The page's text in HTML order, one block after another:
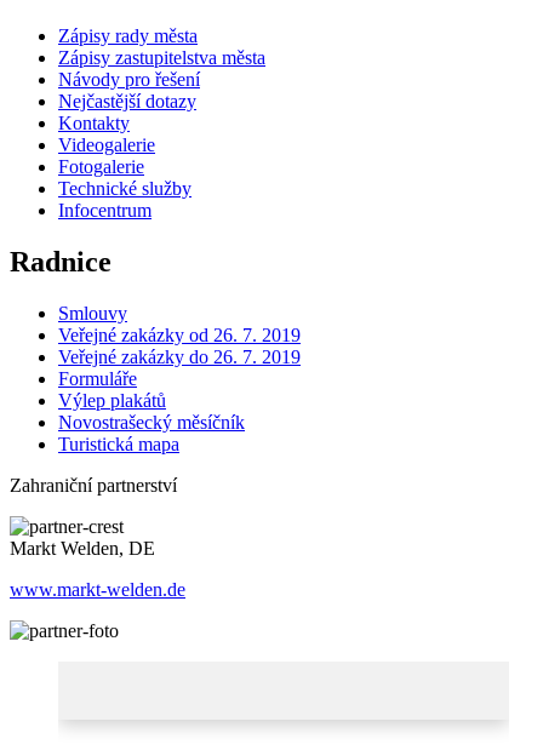
Zápisy rady města
Zápisy zastupitelstva města
Návody pro řešení
Nejčastější dotazy
Kontakty
Videogalerie
Fotogalerie
Technické služby
Infocentrum
Radnice
Smlouvy
Veřejné zakázky od 26. 7. 2019
Veřejné zakázky do 26. 7. 2019
Formuláře
Výlep plakátů
Novostrašecký měsíčník
Turistická mapa
Zahraniční partnerství
Markt Welden, DE
www.markt-welden.de